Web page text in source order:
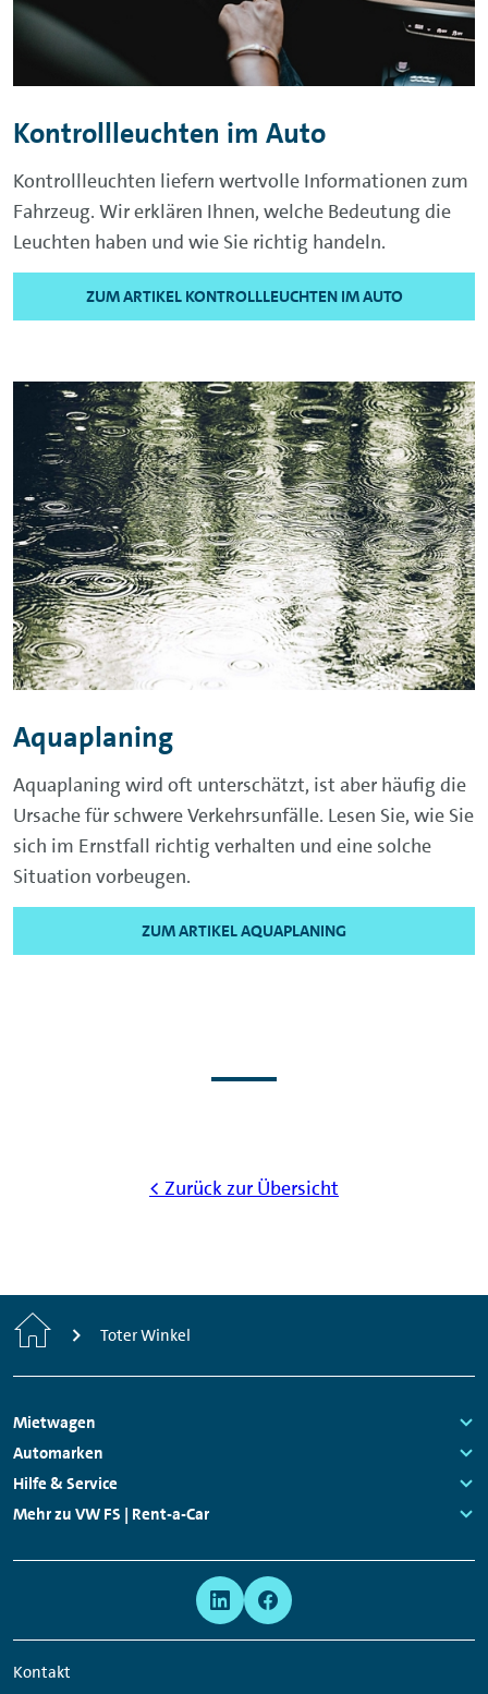
Kontrollleuchten im Auto
Kontrollleuchten liefern wertvolle Informationen zum
Fahrzeug. Wir erklären Ihnen, welche Bedeutung die
Leuchten haben und wie Sie richtig handeln.
ZUM ARTIKEL KONTROLLLEUCHTEN IM AUTO
Aquaplaning
Aquaplaning wird oft unterschätzt, ist aber häufig die
Ursache für schwere Verkehrsunfälle. Lesen Sie, wie Sie
sich im Ernstfall richtig verhalten und eine solche
Situation vorbeugen.
ZUM ARTIKEL AQUAPLANING
< Zurück zur Übersicht
Start Toter Winkel
Footer
Navigation
Mietwagen
Links:
Automarken
Links:
Hilfe & Service
Links:
Mehr zu VW FS | Rent-a-Car
Kontakt
Network
Links